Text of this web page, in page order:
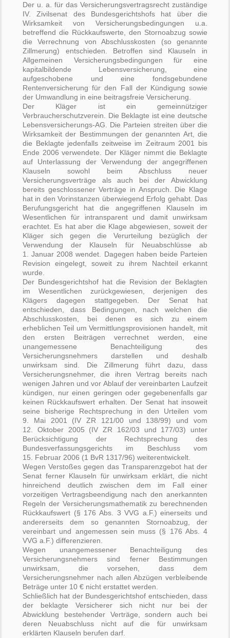
Der u. a. für das Versicherungsvertragsrecht zuständige
IV. Zivilsenat des Bundesgerichtshofs hat über die
Wirksamkeit von Versicherungsbedingungen u.a.
betreffend die Rückkaufswerte, den Stornoabzug sowie
die Verrechnung von Abschlusskosten (so genannte
Zillmerung) entschieden. Betroffen sind Klauseln in
Allgemeinen Versicherungsbedingungen für eine
kapitalbildende Lebensversicherung, eine
aufgeschobene und eine fondsgebundene
Rentenversicherung für den Fall der Kündigung sowie
der Umwandlung in eine beitragsfreie Versicherung.
Der Kläger ist ein gemeinnütziger
Verbraucherschutzverein. Die Beklagte ist eine deutsche
Lebensversicherungs-AG. Die Parteien streiten über die
Wirksamkeit der Bestimmungen der genannten Art, die
die Beklagte jedenfalls zeitweise im Zeitraum 2001 bis
Ende 2006 verwendete. Der Kläger nimmt die Beklagte
auf Unterlassung der Verwendung der angegriffenen
Klauseln sowohl beim Abschluss neuer
Versicherungsverträge als auch bei der Abwicklung
bereits geschlossener Verträge in Anspruch. Die Klage
hat in den Vorinstanzen überwiegend Erfolg gehabt. Das
Berufungsgericht hat die angegriffenen Klauseln im
Wesentlichen für intransparent und damit unwirksam
erachtet. Es hat aber die Klage abgewiesen, soweit der
Kläger sich gegen die Verurteilung bezüglich der
Verwendung der Klauseln für Neuabschlüsse ab
1. Januar 2008 wendet. Dagegen haben beide Parteien
Revision eingelegt, soweit zu ihrem Nachteil erkannt
wurde.
Der Bundesgerichtshof hat die Revision der Beklagten
im Wesentlichen zurückgewiesen, derjenigen des
Klägers dagegen stattgegeben. Der Senat hat
entschieden, dass Bedingungen, nach welchen die
Abschlusskosten, bei denen es sich zu einem
erheblichen Teil um Vermittlungsprovisionen handelt, mit
den ersten Beiträgen verrechnet werden, eine
unangemessene Benachteiligung des
Versicherungsnehmers darstellen und deshalb
unwirksam sind. Die Zillmerung führt dazu, dass
Versicherungsnehmer, die ihren Vertrag bereits nach
wenigen Jahren und vor Ablauf der vereinbarten Laufzeit
kündigen, nur einen geringen oder gegebenenfalls gar
keinen Rückkaufswert erhalten. Der Senat hat insoweit
seine bisherige Rechtsprechung in den Urteilen vom
9. Mai 2001 (IV ZR 121/00 und 138/99) und vom
12. Oktober 2005 (IV ZR 162/03 und 177/03) unter
Berücksichtigung der Rechtsprechung des
Bundesverfassungsgerichts im Beschluss vom
15. Februar 2006 (1 BvR 1317/96) weiterentwickelt.
Wegen Verstoßes gegen das Transparenzgebot hat der
Senat ferner Klauseln für unwirksam erklärt, die nicht
hinreichend deutlich zwischen dem im Fall einer
vorzeitigen Vertragsbeendigung nach den anerkannten
Regeln der Versicherungsmathematik zu berechnenden
Rückkaufswert (§ 176 Abs. 3 VVG a.F.) einerseits und
andererseits dem so genannten Stornoabzug, der
vereinbart und angemessen sein muss (§ 176 Abs. 4
VVG a.F.) differenzieren.
Wegen unangemessener Benachteiligung des
Versicherungsnehmers sind ferner Bestimmungen
unwirksam, die vorsehen, dass dem
Versicherungsnehmer nach allen Abzügen verbleibende
Beträge unter 10 € nicht erstattet werden.
Schließlich hat der Bundesgerichtshof entschieden, dass
der beklagte Versicherer sich nicht nur bei der
Abwicklung bestehender Verträge, sondern auch bei
deren Neuabschluss nicht auf die für unwirksam
erklärten Klauseln berufen darf.